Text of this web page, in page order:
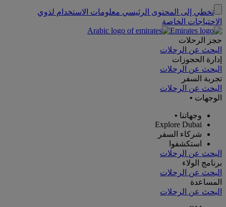
تخطي إلى المحتوى الرئيسي معلومات الاستخدام لذوي
الاحتياجات الخاصة
حجز الرحلات
البحث عن الرحلات
إدارة الحجوزات
البحث عن الرحلات
تجربة السفر
البحث عن الرحلات
الوجهات •
وجهاتنا •
Explore Dubai
شركاء السفر
استكشفوا
البحث عن الرحلات
برنامج الولاء
البحث عن الرحلات
المساعدة
البحث عن الرحلات